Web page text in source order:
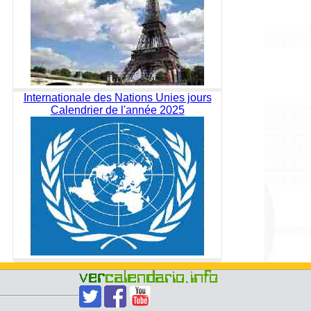
Internationale des Nations Unies jours
Calendrier de l'année 2025